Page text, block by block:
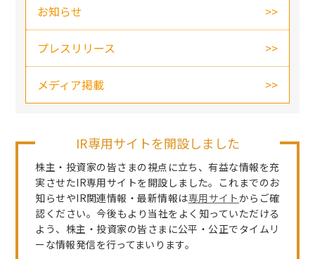
お知らせ
プレスリリース
メディア掲載
IR専用サイトを開設しました
株主・投資家の皆さまの視点に立ち、有益な情報を充
実させたIR専用サイトを開設しました。これまでのお
知らせやIR関連情報・最新情報は専用サイトからご確
認ください。今後もより当社をよく知っていただける
よう、株主・投資家の皆さまに公平・公正でタイムリ
ーな情報発信を行ってまいります。